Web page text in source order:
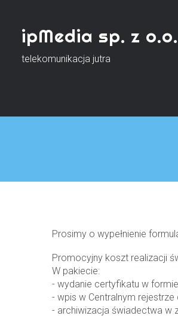
ipMedia sp. z o.o.
telekomunikacja jutra
Prosimy o wypełnienie
Promocyjny koszt realizacji
W pakiecie:
- wydanie certyfikatu w
- wpis w Centralnym
- archiwizacja świadectwa w